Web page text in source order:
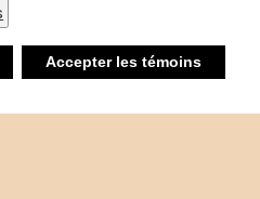
Accepter les témoins
Liste d’achats